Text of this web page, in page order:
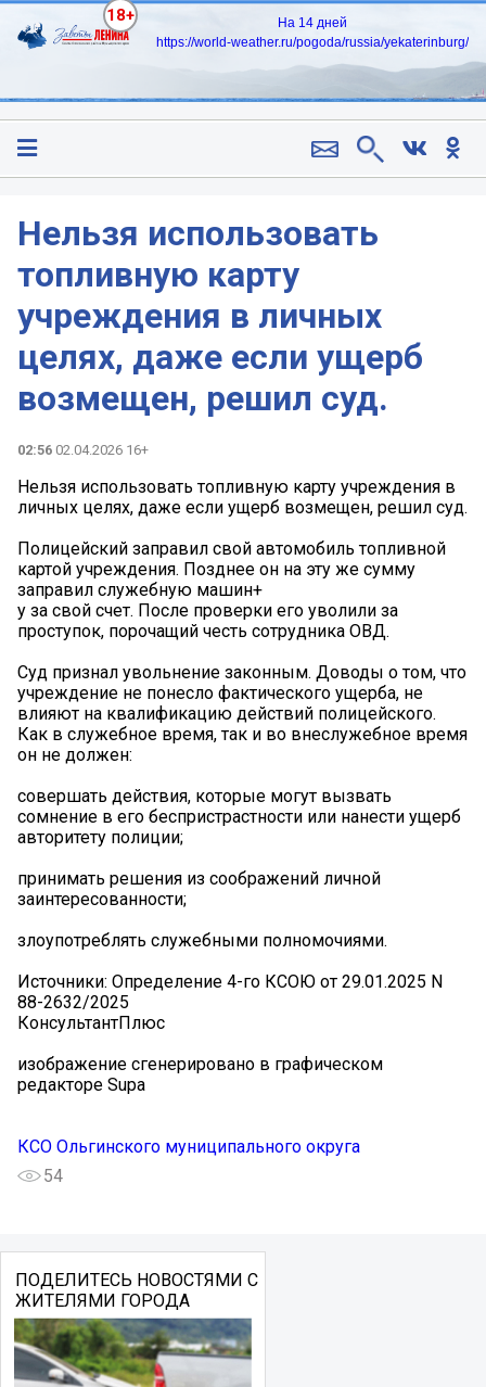
18+
На 14 дней
https://world-weather.ru/pogoda/russia/yekaterinburg/
Нельзя использовать
топливную карту
учреждения в личных
целях, даже если ущерб
возмещен, решил суд.
02:56 02.04.2026 16+
Нельзя использовать топливную карту учреждения в
личных целях, даже если ущерб возмещен, решил суд.
‍Полицейский заправил свой автомобиль топливной
картой учреждения. Позднее он на эту же сумму
заправил служебную машин+
у за свой счет. После проверки его уволили за
проступок, порочащий честь сотрудника ОВД.
Суд признал увольнение законным. Доводы о том, что
учреждение не понесло фактического ущерба, не
влияют на квалификацию действий полицейского.
Как в служебное время, так и во внеслужебное время
он не должен:
совершать действия, которые могут вызвать
сомнение в его беспристрастности или нанести ущерб
авторитету полиции;
принимать решения из соображений личной
заинтересованности;
злоупотреблять служебными полномочиями.
Источники: Определение 4-го КСОЮ от 29.01.2025 N
88-2632/2025
КонсультантПлюс
изображение сгенерировано в графическом
редакторе Supa
КСО Ольгинского муниципального округа
54
ПОДЕЛИТЕСЬ НОВОСТЯМИ С
ЖИТЕЛЯМИ ГОРОДА